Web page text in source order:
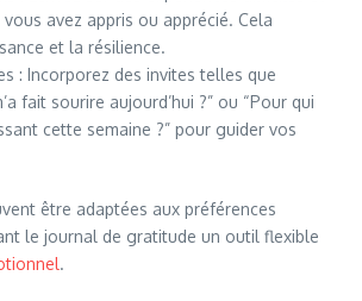
avez appris ou apprécié. Cela
et la résilience.
: Incorporez des invites telles que
fait sourire aujourd’hui ?” ou “Pour qui
cette semaine ?” pour guider vos
être adaptées aux préférences
le journal de gratitude un outil flexible
.